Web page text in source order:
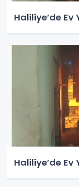
Haliliye’de Ev
Haliliye’de Ev